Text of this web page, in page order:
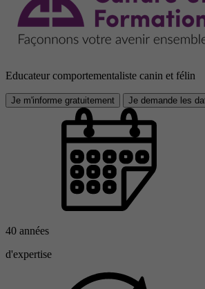
Educateur comportementaliste canin et félin
Je m'informe gratuitement Je demande les
40 années
d'expertise